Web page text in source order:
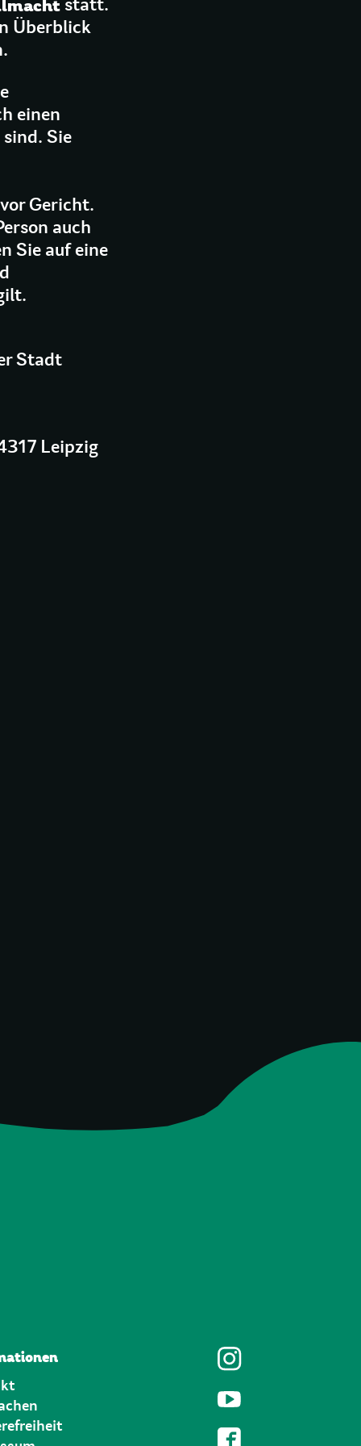
statt.
Überblick
einen
Sie
Gericht.
auch
Sie auf eine
Stadt
Leipzig